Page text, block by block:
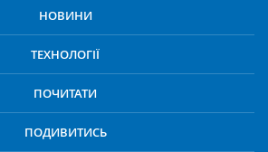
НОВИНИ
ТЕХНОЛОГІЇ
ПОЧИТАТИ
ПОДИВИТИСЬ